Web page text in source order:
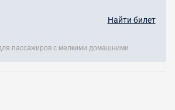
Найти билет
пассажиров с мелкими домашними